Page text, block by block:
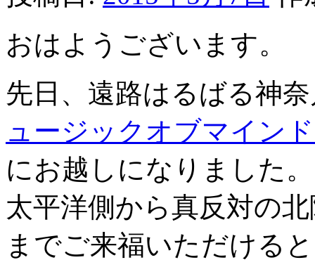
と
る
の
保
に
原
あ
り？
ソ
バ
おはようございます。
先日、遠路はるばる神
ュージックオブマイン
にお越しになりました。
太平洋側から真反対の
までご来福いただける